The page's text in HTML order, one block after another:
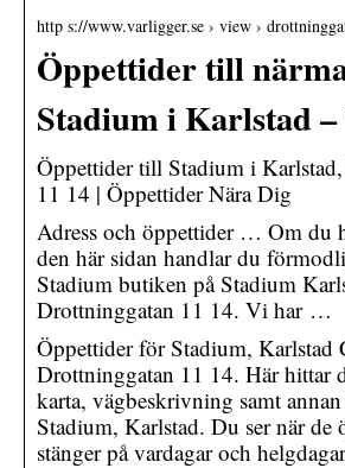
http s://www.varligger.se › view ›
Öppettider till
Stadium i Karlstad
Öppettider till Stadium i
11 14 | Öppettider Nära Dig
Adress och öppettider … Om du
den här sidan handlar du
Stadium butiken på Stadium
Drottninggatan 11 14. Vi har …
Öppettider för Stadium, Karlstad
Drottninggatan 11 14. Här hittar
karta, vägbeskrivning samt
Stadium, Karlstad. Du ser när de
stänger på vardagar och